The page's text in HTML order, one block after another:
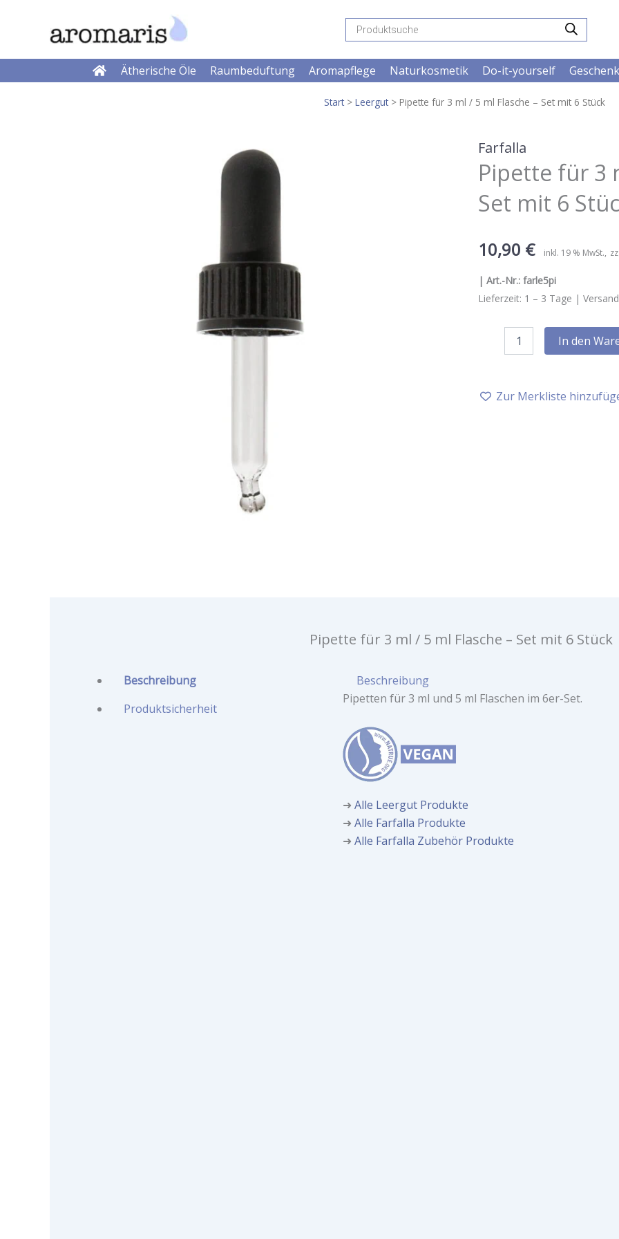
Products
search
Ätherische Öle Raumbeduftung Aromapflege Naturkosmetik Do-it-yourself
Start> Leergut> Pipette für 3 ml / 5 ml Flasche – Set mit 6 Stück
Farfalla
Pipette für 3
Set mit 6
10,90 € inkl. 19 % MwSt.
| Art.-Nr.: farle5pi
Lieferzeit: 1 – 3 Tage |
5
In den
Zur Merkliste
Pipette für 3 ml / 5 ml Flasche – Set mit 6 Stück
Beschreibung
Produktsicherheit
Beschreibung
Pipetten für 3 ml und 5 ml Flaschen im 6er-Set.
➜ Alle Leergut Produkte
➜ Alle Farfalla Produkte
➜ Alle Farfalla Zubehör Produkte